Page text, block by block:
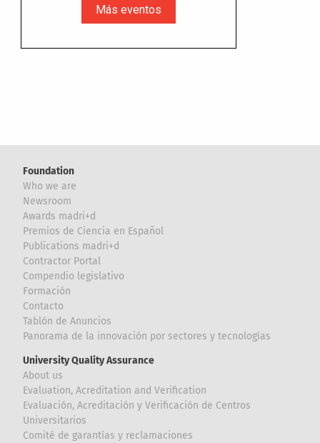
Foundation
Who we are
Newsroom
Awards madri+d
Premios de Ciencia en Español
Publications madri+d
Contractor Portal
Compendio legislativo
Formación
Contacto
Tablón de Anuncios
Panorama de la innovación por sectores y tecnologías
University Quality Assurance
About us
Evaluation, Acreditation and Verification
Evaluación, Acreditación y Verificación de Centros
Universitarios
Comité de garantías y reclamaciones